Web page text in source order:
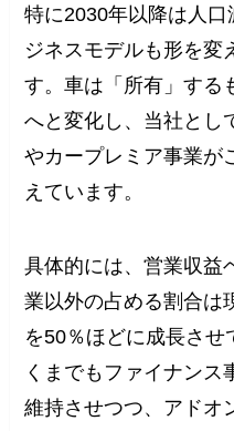
特に2030年以降は人
ジネスモデルも形を変
す。車は「所有」する
へと変化し、当社とし
やカープレミア事業が
えています。
具体的には、営業収益
業以外の占める割合は
を50％ほどに成長さ
くまでもファイナンス
維持させつつ、アドオ